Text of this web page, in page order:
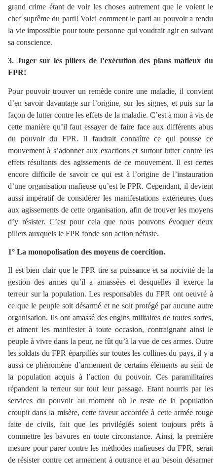
grand crime étant de voir les choses autrement que le voient le
chef suprême du parti! Voici comment le parti au pouvoir a rendu
la vie impossible pour toute personne qui voudrait agir en suivant
sa conscience.
3. Juger sur les piliers de l’exécution des plans mafieux du
FPR!
Pour pouvoir trouver un remède contre une maladie, il convient
d’en savoir davantage sur l’origine, sur les signes, et puis sur la
façon de lutter contre les effets de la maladie. C’est à mon à vis de
cette manière qu’il faut essayer de faire face aux différents abus
du pouvoir du FPR. Il faudrait connaître ce qui pousse ce
mouvement à s’adonner aux exactions et surtout lutter contre les
effets résultants des agissements de ce mouvement. Il est certes
encore difficile de savoir ce qui est à l’origine de l’instauration
d’une organisation mafieuse qu’est le FPR. Cependant, il devient
aussi impératif de considérer les manifestations extérieures dues
aux agissements de cette organisation, afin de trouver les moyens
d’y résister. C’est pour cela que nous pouvons évoquer deux
piliers auxquels le FPR fonde son action néfaste.
1° La monopolisation des moyens de coercition.
Il est bien clair que le FPR tire sa puissance et sa nocivité de la
gestion des armes qu’il a amassées et desquelles il exerce la
terreur sur la population. Les responsables du FPR ont oeuvré à
ce que le peuple soit désarmé et ne soit protégé par aucune autre
organisation. Ils ont amassé des engins militaires de toutes sortes,
et aiment les manifester à toute occasion, contraignant ainsi le
peuple à vivre dans la peur, ne fût qu’à la vue de ces armes. Outre
les soldats du FPR éparpillés sur toutes les collines du pays, il y a
aussi ce phénomène d’armement de certains éléments au sein de
la population acquis à l’action du pouvoir. Ces paramilitaires
répandent la terreur sur tout leur passage. Etant nourris par les
services du pouvoir au moment où le reste de la population
croupit dans la misère, cette faveur accordée à cette armée rouge
faite de civils, fait que les privilégiés soient toujours prêts à
commettre les bavures en toute circonstance. Ainsi, la première
mesure pour parer contre les méthodes mafieuses du FPR, serait
de résister contre cet armement à outrance et au besoin désarmer